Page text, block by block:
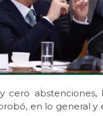
cero
en lo general